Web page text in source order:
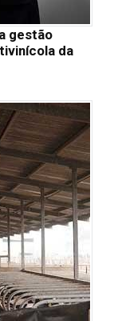
gestão
da